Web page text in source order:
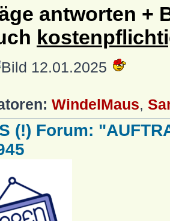
antworten +
12.01.2025
WindelMaus,
(!) Forum: